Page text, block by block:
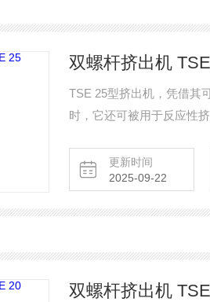
双螺杆挤出机
TSE 25型挤出机，凭借其
时，它还可被用于反应性
更新时间
2025-09-22
双螺杆挤出机